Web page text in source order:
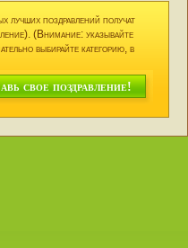
лучших поздравлений получат
(Внимание: указывайте
выбирайте категорию, в
свое поздравление!